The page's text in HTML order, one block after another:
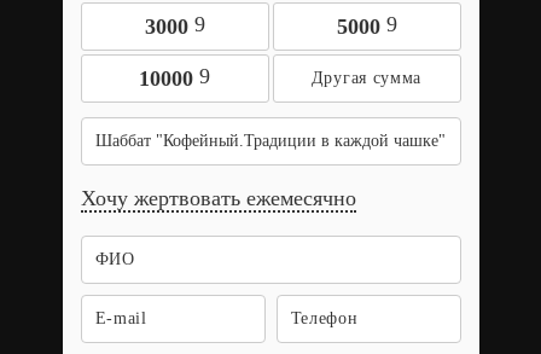
3000 9 5000 9
10000 9
Шаббат "Кофейный.Традиции в каждой чашке"
Хочу жертвовать ежемесячно